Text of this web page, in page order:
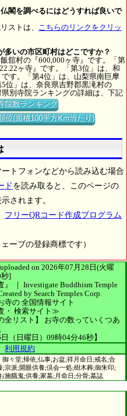
閣を調べるにはどうすれば良いで
ストは、 こちらのリンクをクリッ
多いの市区町村はどこですか？
舘村の『600,000ヶ寺』です。「第
ヶ寺』です。「第3位」は、和
す。「第4位」は、山梨県南巨摩
位」は、奈良県吉野郡黒滝村の
県別寺院ランキングの詳細は、下記
院数ランキング
位(面積100平方Km当たり)
トフォンなどから読み込む場合
ド を読み取ると、このページの
されます。
フリーQRコード作成プログラム
ーブの登録商標です）
uploaded on 2026年07月28日(火曜
秒]
』 ｜ Investigate Buddhism Temple
bySearch Temples Corp.
寺の 全国情報サイト
・ 検索サイト≫
全リスト】
お寺の数っていくつあ
（日曜日）09時04分46秒】
利用規約
御々堂;帰依;仏事;お盆;祥月命日;戒名;合
宗派;開眼供養;倶会一処;樹木葬;御朱印;
施餓鬼;供養;家墓;月命日;分骨;墓誌